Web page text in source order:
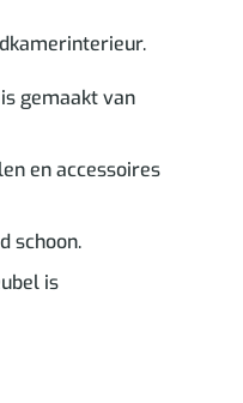
gemaakt van
en accessoires
schoon.
is